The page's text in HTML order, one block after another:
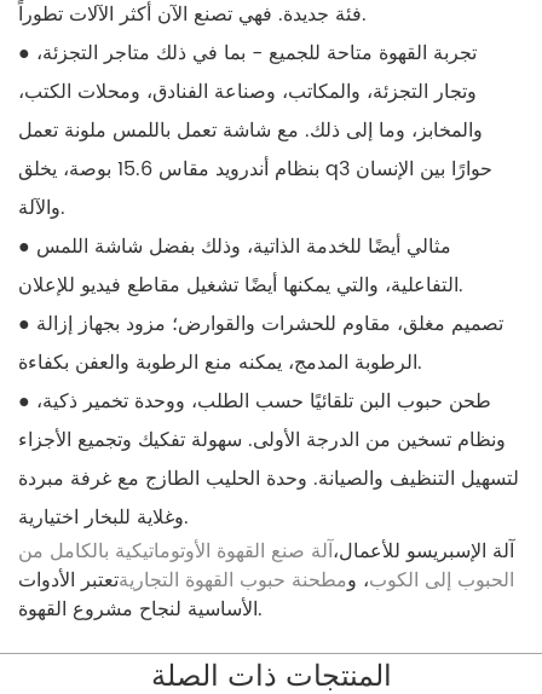
فئة جديدة. فهي تصنع الآن أكثر الآلات تطوراً.
● تجربة القهوة متاحة للجميع - بما في ذلك متاجر التجزئة،
وتجار التجزئة، والمكاتب، وصناعة الفنادق، ومحلات الكتب،
والمخابز، وما إلى ذلك. مع شاشة تعمل باللمس ملونة تعمل
بنظام أندرويد مقاس 15.6 بوصة، يخلق q3 حوارًا بين الإنسان
والآلة.
● مثالي أيضًا للخدمة الذاتية، وذلك بفضل شاشة اللمس
التفاعلية، والتي يمكنها أيضًا تشغيل مقاطع فيديو للإعلان.
● تصميم مغلق، مقاوم للحشرات والقوارض؛ مزود بجهاز إزالة
الرطوبة المدمج، يمكنه منع الرطوبة والعفن بكفاءة.
● طحن حبوب البن تلقائيًا حسب الطلب، ووحدة تخمير ذكية،
ونظام تسخين من الدرجة الأولى. سهولة تفكيك وتجميع الأجزاء
لتسهيل التنظيف والصيانة. وحدة الحليب الطازج مع غرفة مبردة
وغلاية للبخار اختيارية.
آلة الإسبريسو للأعمال،آلة صنع القهوة الأوتوماتيكية بالكامل من
الحبوب إلى الكوب، ومطحنة حبوب القهوة التجاريةتعتبر الأدوات
الأساسية لنجاح مشروع القهوة.
المنتجات ذات الصلة